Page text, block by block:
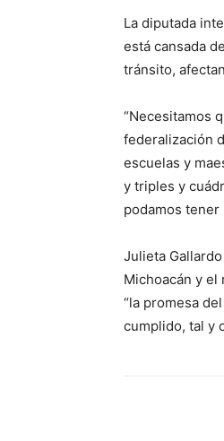
La diputada
está cansada
tránsito,
“Necesitamos
federalización
escuelas y
y triples y
podamos tener
Julieta
Michoacán y
“la promesa
cumplido, tal y